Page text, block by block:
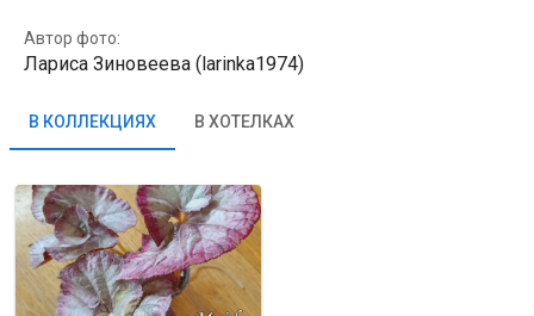
Автор фото:
Лариса Зиновеева (larinka1974)
В КОЛЛЕКЦИЯХ В ХОТЕЛКАХ